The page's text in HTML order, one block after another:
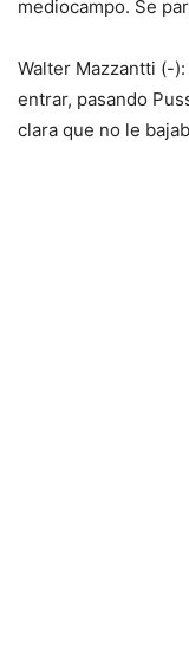
mediocampo. Se
Walter Mazzantti (-
entrar, pasando
clara que no le